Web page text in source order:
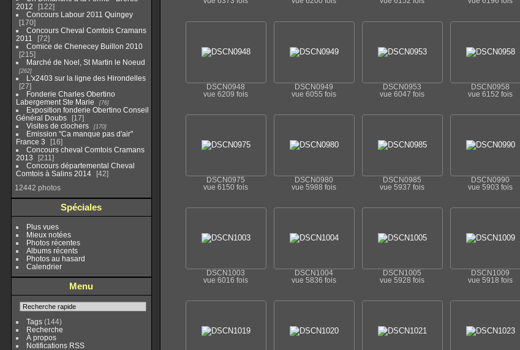
2012
122
Concours Labour 2011 Quingey
170
Concours Cheval Comtois Cramans
2011
72
Comice de Chenecey Buillon 2010
215
Marché de Noel, St Martin le Noeud
262
L'x2403 sur la ligne des Hirondelles
27
Fonderie Charles Obertino
Labergement Ste Marie
76
Exposition fonderie Obertino Conseil
Général Doubs
17
Visites de clochers
170
Emission "Ca manque pas d'air"
France 3
16
Concours cheval Comtois Cramans
2013
211
Concours départemental Cheval
Comtois à Salins 2014
42
12442 photos
Spéciales
Plus vues
Mieux notées
Photos récentes
Albums récents
Photos au hasard
Calendrier
Menu
Tags(144)
Recherche
À propos
Notifications RSS
DSCN0948
vue 6209 fois
DSCN0949
vue 6055 fois
DSCN0953
vue 6047 fois
DSCN0958
vue 6152 fois
DSCN0975
vue 6150 fois
DSCN0980
vue 5988 fois
DSCN0985
vue 5937 fois
DSCN0990
vue 5903 fois
DSCN1003
vue 6016 fois
DSCN1004
vue 5836 fois
DSCN1005
vue 5928 fois
DSCN1009
vue 5918 fois